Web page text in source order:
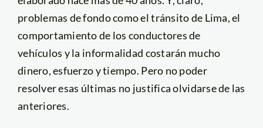
problemas de fondo como el tránsito de Lima, el
comportamiento de los conductores de
vehículos y la informalidad costarán mucho
dinero, esfuerzo y tiempo. Pero no poder
resolver esas últimas no justifica olvidarse de las
anteriores.